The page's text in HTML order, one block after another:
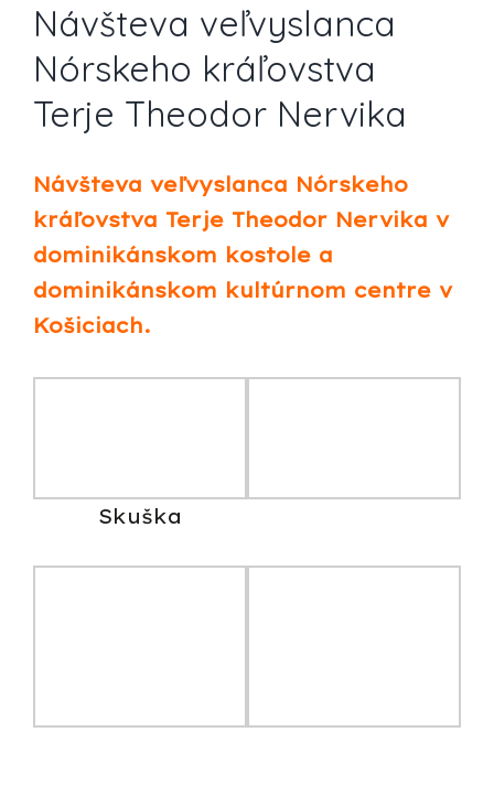
Návšteva veľvyslanca
Nórskeho kráľovstva
Terje Theodor Nervika
Návšteva veľvyslanca Nórskeho
kráľovstva Terje Theodor Nervika v
dominikánskom kostole a
dominikánskom kultúrnom centre v
Košiciach.
Skuška